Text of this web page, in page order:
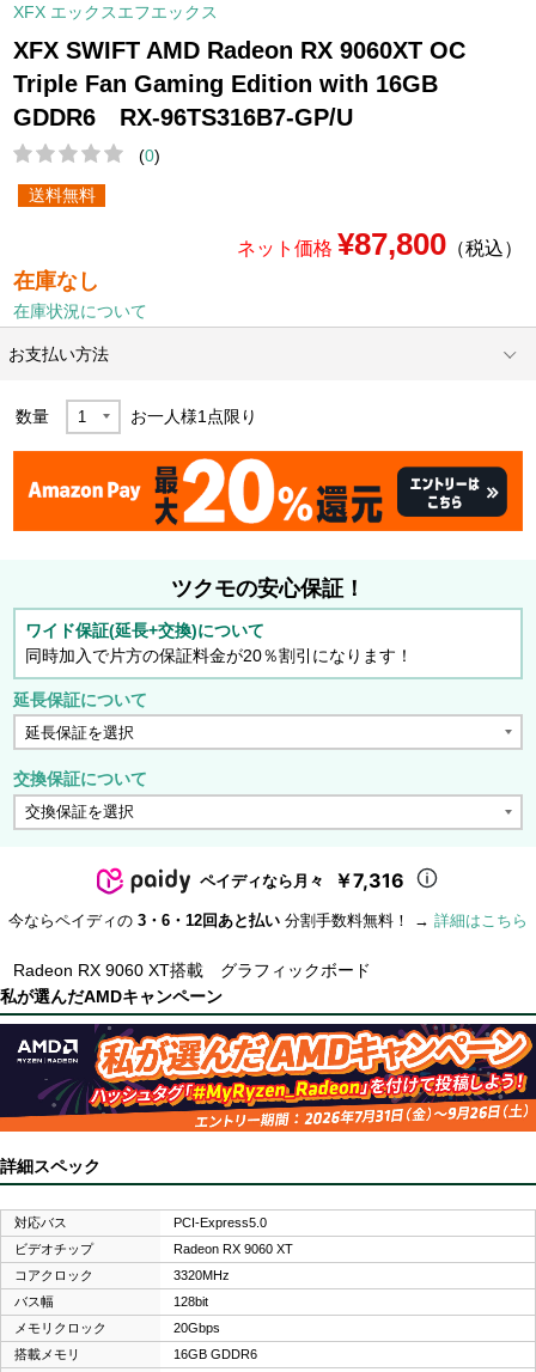
XFX エックスエフエックス
XFX SWIFT AMD Radeon RX 9060XT OC
Triple Fan Gaming Edition with 16GB
GDDR6 RX-96TS316B7-GP/U
(0)
送料無料
ネット価格 ¥87,800（税込）
在庫なし
在庫状況について
お支払い方法
数量 お一人様1点限り
ツクモの安心保証！
ワイド保証(延長+交換)について
同時加入で片方の保証料金が20％割引になります！
延長保証について
交換保証について
ペイディなら月々 ￥7,316
今ならペイディの 3・6・12回あと払い 分割手数料無料！ → 詳細はこちら
Radeon RX 9060 XT搭載 グラフィックボード
私が選んだAMDキャンペーン
詳細スペック
対応バス
PCI-Express5.0
ビデオチップ
Radeon RX 9060 XT
コアクロック
3320MHz
バス幅
128bit
メモリクロック
20Gbps
搭載メモリ
16GB GDDR6